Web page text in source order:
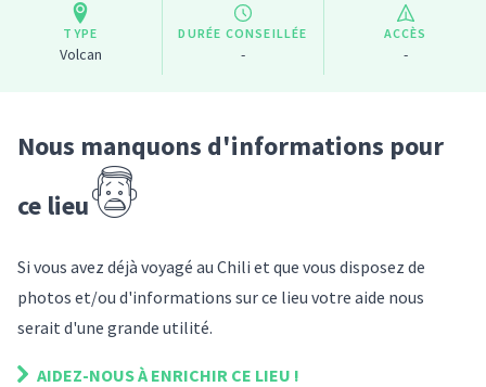
TYPE
Volcan
DURÉE CONSEILLÉE
-
ACCÈS
-
Nous manquons d'informations pour
ce lieu
Si vous avez déjà voyagé au Chili et que vous disposez de
photos et/ou d'informations surce lieu votre aide nous
serait d'une grande utilité.
AIDEZ-NOUS À ENRICHIR CE LIEU !